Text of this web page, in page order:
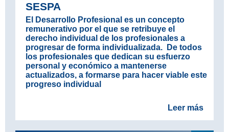
SESPA
El Desarrollo Profesional es un concepto
remunerativo por el que se retribuye el
derecho individual de los profesionales a
progresar de forma individualizada. De todos
los profesionales que dedican su esfuerzo
personal y económico a mantenerse
actualizados, a formarse para hacer viable este
progreso individual
Leer más